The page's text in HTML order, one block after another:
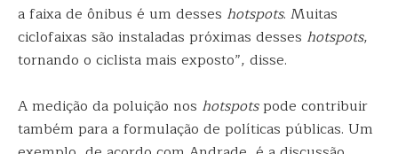
a faixa de ônibus é um desses hotspots. Muitas
ciclofaixas são instaladas próximas desses hotspots,
tornando o ciclista mais exposto”, disse.
A medição da poluição nos hotspotspode contribuir
também para a formulação de políticas públicas. Um